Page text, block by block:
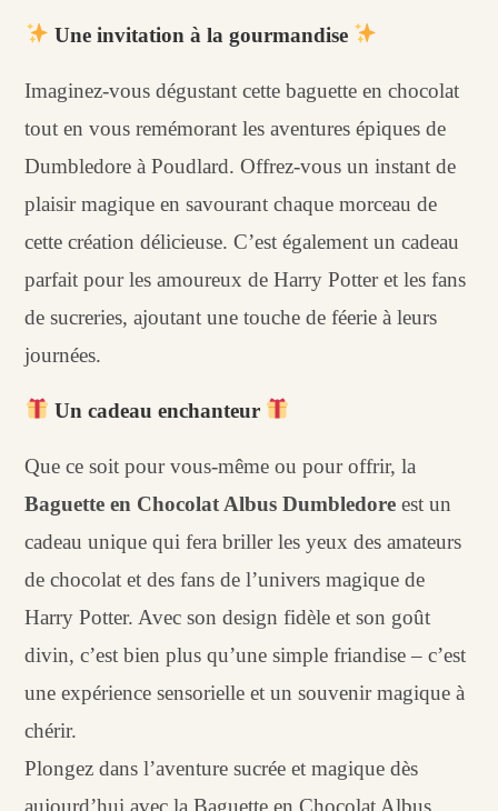
Une invitation à la gourmandise
Imaginez-vous dégustant cette baguette en chocolat
tout en vous remémorant les aventures épiques de
Dumbledore à Poudlard. Offrez-vous un instant de
plaisir magique en savourant chaque morceau de
cette création délicieuse. C’est également un cadeau
parfait pour les amoureux de Harry Potter et les fans
de sucreries, ajoutant une touche de féerie à leurs
journées.
Un cadeau enchanteur
Que ce soit pour vous-même ou pour offrir, la
Baguette en Chocolat Albus Dumbledore est un
cadeau unique qui fera briller les yeux des amateurs
de chocolat et des fans de l’univers magique de
Harry Potter. Avec son design fidèle et son goût
divin, c’est bien plus qu’une simple friandise – c’est
une expérience sensorielle et un souvenir magique à
chérir.
Plongez dans l’aventure sucrée et magique dès
aujourd’hui avec la Baguette en Chocolat Albus